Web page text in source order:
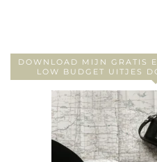
DOWNLOAD MIJN GRATIS
LOW BUDGET UITJES